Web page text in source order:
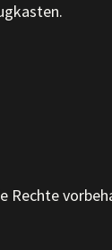
Rechte